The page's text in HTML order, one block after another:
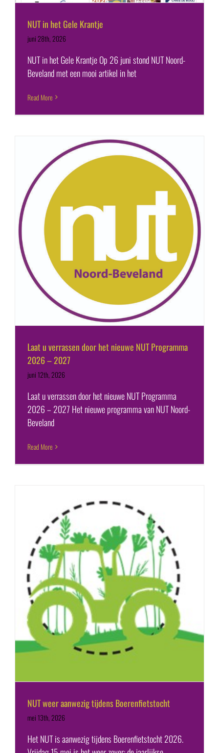
NUT in het Gele Krantje
juni 28th, 2026
NUT in het Gele Krantje Op 26 juni stond NUT Noord-
Beveland met een mooi artikel in het
Read More
Laat u verrassen door het nieuwe NUT Programma
2026 – 2027
juni 12th, 2026
Laat u verrassen door het nieuwe NUT Programma
2026 – 2027 Het nieuwe programma van NUT Noord-
Beveland
Read More
NUT weer aanwezig tijdens Boerenfietstocht
mei 13th, 2026
Het NUT is aanwezig tijdens Boerenfietstocht 2026.